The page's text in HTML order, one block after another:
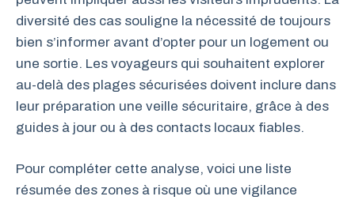
diversité des cas souligne la nécessité de toujours
bien s’informer avant d’opter pour un logement ou
une sortie. Les voyageurs qui souhaitent explorer
au-delà des plages sécurisées doivent inclure dans
leur préparation une veille sécuritaire, grâce à des
guides à jour ou à des contacts locaux fiables.
Pour compléter cette analyse, voici une liste
résumée des zones à risque où une vigilance